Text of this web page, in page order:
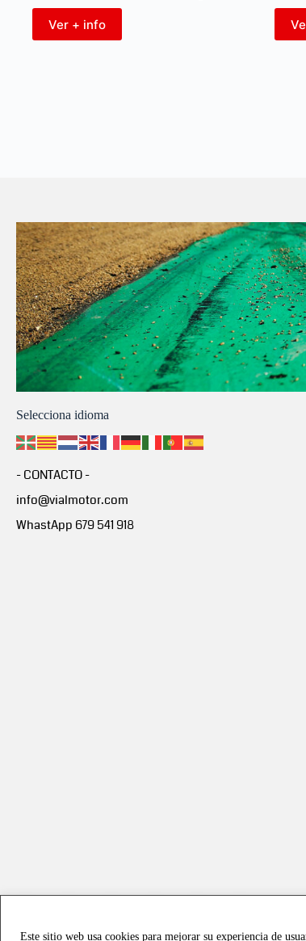
Este sitio web usa cookies para mejorar su experiencia de
Ver + info
Selecciona idioma
- CONTACTO -
info@vialmotor.com
WhastApp 679 541 918